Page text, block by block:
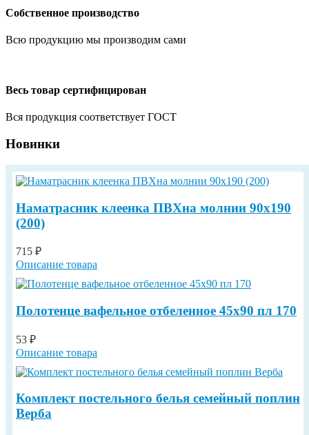
Собственное производство
Всю продукцию мы производим сами
Весь товар сертифицирован
Вся продукция соответствует ГОСТ
Новинки
Наматрасник клеенка ПВХна молнии 90х190
(200)
715 ₽
Описание товара
Полотенце вафельное отбеленное 45х90 пл 170
53 ₽
Описание товара
Комплект постельного белья семейный поплин
Верба